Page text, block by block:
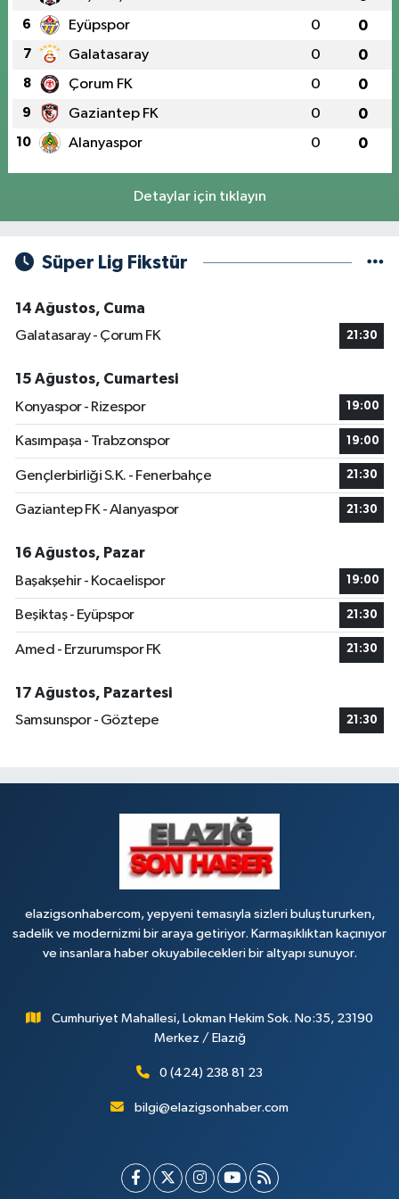
6 Eyüpspor 0 0
7 Galatasaray 0 0
8 Çorum FK 0 0
9 Gaziantep FK 0 0
10 Alanyaspor 0 0
Detaylar için tıklayın
Süper Lig Fikstür
14 Ağustos, Cuma
Galatasaray - Çorum FK
21:30
15 Ağustos, Cumartesi
Konyaspor - Rizespor
19:00
Kasımpaşa - Trabzonspor 19:00
Gençlerbirliği S.K. - Fenerbahçe 21:30
Gaziantep FK - Alanyaspor 21:30
16 Ağustos, Pazar
Başakşehir - Kocaelispor
19:00
Beşiktaş - Eyüpspor 21:30
Amed - Erzurumspor FK 21:30
17 Ağustos, Pazartesi
Samsunspor - Göztepe
21:30
elazigsonhabercom, yepyeni temasıyla sizleri buluştururken,
sadelik ve modernizmi bir araya getiriyor. Karmaşıklıktan kaçınıyor
ve insanlara haber okuyabilecekleri bir altyapı sunuyor.
Cumhuriyet Mahallesi, Lokman Hekim Sok. No:35, 23190
Merkez / Elazığ
0 (424) 238 81 23
bilgi@elazigsonhaber.com